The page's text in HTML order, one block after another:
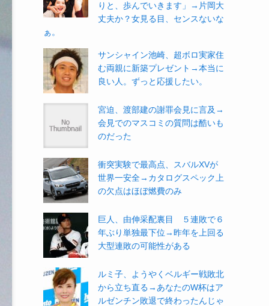
りと、歩んでいきます」→片岡大
丈夫か？女見る目、センスないな
ぁ。
サンシャイン池崎、超ボロ実家住
む両親に新築プレゼント→本当に
良い人。ずっと応援したい。
宮迫、渡部建の謝罪会見に言及→
会見でのマスコミの質問は酷いも
のだった
衝突実験で最高点、スバルXVが
世界一安全→カタログスペック上
の欠点はほぼ燃費のみ
巨人、由伸采配裏目 ５連敗で６
年ぶり単独最下位→昨年を上回る
大型連敗の可能性がある
ルミ子、ようやくベルギー戦敗北
から立ち直る→あなたのW杯はア
ルゼンチン敗退で終わったんじゃ